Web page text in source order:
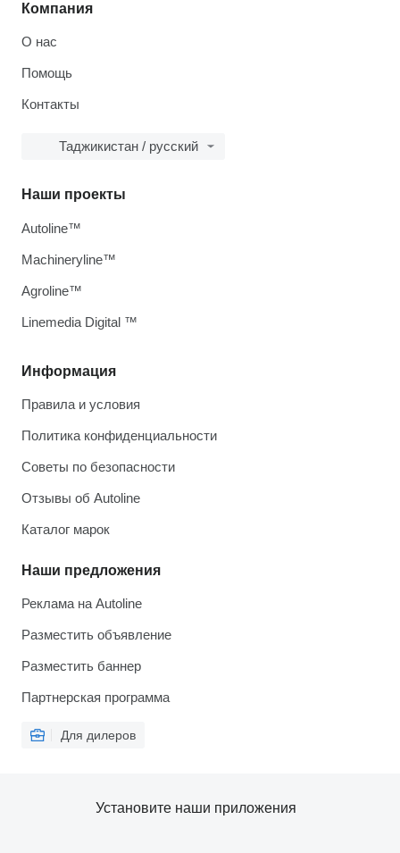
Компания
О нас
Помощь
Контакты
Таджикистан / русский
Информация
Правила и условия
Политика конфиденциальности
Советы по безопасности
Отзывы об Autoline
Каталог марок
Наши предложения
Реклама на Autoline
Разместить объявление
Разместить баннер
Партнерская программа
Для дилеров
Наши проекты
Autoline™
Machineryline™
Agroline™
Linemedia Digital ™
Установите наши приложения